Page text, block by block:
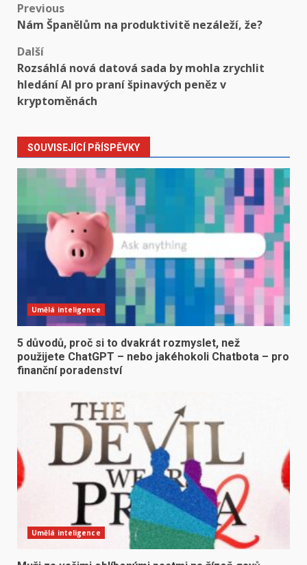
Post
navigation
Previous
Nám Španělům na produktivitě nezáleží, že?
Další
Rozsáhlá nová datová sada by mohla zrychlit
hledání AI pro praní špinavých peněz v
kryptoměnách
SOUVISEJÍCÍ PŘÍSPĚVKY
Umělá inteligence
5 důvodů, proč si to dvakrát rozmyslet, než
použijete ChatGPT – nebo jakéhokoli Chatbota – pro
finanční poradenství
Umělá inteligence